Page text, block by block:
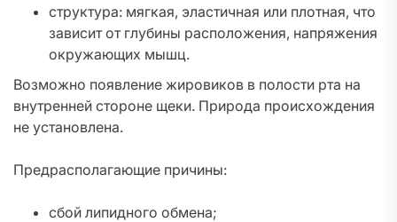
структура: мягкая, эластичная или плотная, что
зависит от глубины расположения, напряжения
окружающих мышц.
Возможно появление жировиков в полости рта на
внутренней стороне щеки. Природа происхождения
не установлена.
Предрасполагающие причины:
сбой липидного обмена;